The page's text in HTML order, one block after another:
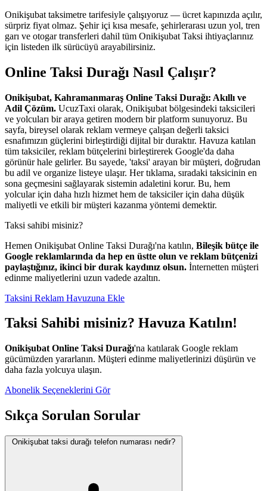
Onikişubat taksimetre tarifesiyle çalışıyoruz — ücret kapınızda açılır,
sürpriz fiyat olmaz. Şehir içi kısa mesafe, şehirlerarası uzun yol, tren
garı ve otogar transferleri dahil tüm Onikişubat Taksi ihtiyaçlarınız
için listeden ilk sürücüyü arayabilirsiniz.
Online Taksi Durağı Nasıl Çalışır?
Onikişubat, Kahramanmaraş Online Taksi Durağı: Akıllı ve
Adil Çözüm. UcuzTaxi olarak, Onikişubat bölgesindeki taksicileri
ve yolcuları bir araya getiren modern bir platform sunuyoruz. Bu
sayfa, bireysel olarak reklam vermeye çalışan değerli taksici
esnafımızın güçlerini birleştirdiği dijital bir duraktır. Havuza katılan
tüm taksiciler, reklam bütçelerini birleştirerek Google'da daha
görünür hale gelirler. Bu sayede, 'taksi' arayan bir müşteri, doğrudan
bu adil ve organize listeye ulaşır. Her tıklama, sıradaki taksicinin en
sona geçmesini sağlayarak sistemin adaletini korur. Bu, hem
yolcular için daha hızlı hizmet hem de taksiciler için daha düşük
maliyetli ve etkili bir müşteri kazanma yöntemi demektir.
Taksi sahibi misiniz?
Hemen Onikişubat Online Taksi Durağı'na katılın, Bileşik bütçe ile
Google reklamlarında da hep en üstte olun ve reklam bütçenizi
paylaştığınız, ikinci bir durak kaydınız olsun. İnternetten müşteri
edinme maliyetlerini uzun vadede azaltın.
Taksini Reklam Havuzuna Ekle
Taksi Sahibi misiniz? Havuza Katılın!
Onikişubat Online Taksi Durağı'na katılarak Google reklam
gücümüzden yararlanın. Müşteri edinme maliyetlerinizi düşürün ve
daha fazla yolcuya ulaşın.
Abonelik Seçeneklerini Gör
Sıkça Sorulan Sorular
Onikişubat taksi durağı telefon numarası nedir?